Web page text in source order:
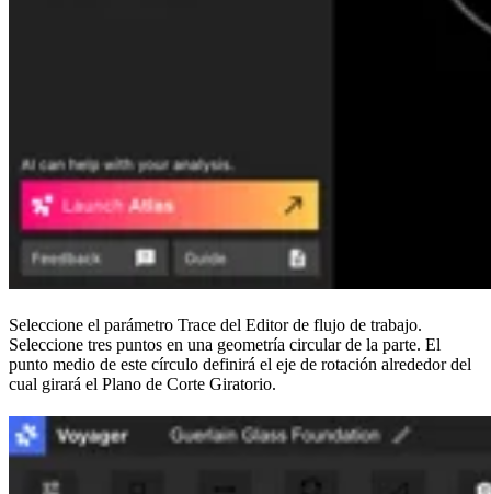
Seleccione el parámetro Trace del Editor de flujo de trabajo.
Seleccione tres puntos en una geometría circular de la parte. El
punto medio de este círculo definirá el eje de rotación alrededor del
cual girará el Plano de Corte Giratorio.